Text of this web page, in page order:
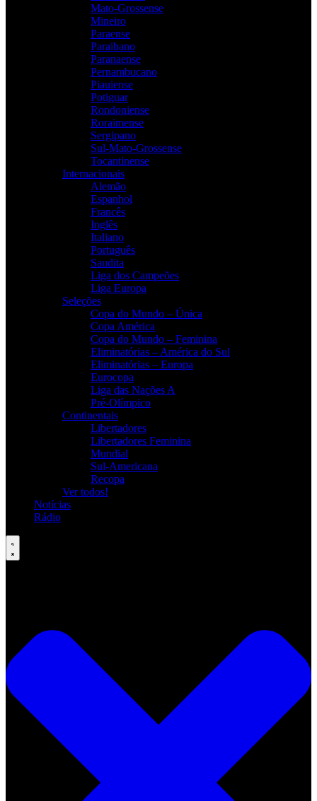
Mato-Grossense
Mineiro
Paraense
Paraibano
Paranaense
Pernambucano
Piauiense
Potiguar
Rondoniense
Roraimense
Sergipano
Sul-Mato-Grossense
Tocantinense
Internacionais
Alemão
Espanhol
Francês
Inglês
Italiano
Português
Saudita
Liga dos Campeões
Liga Europa
Seleções
Copa do Mundo – Única
Copa América
Copa do Mundo – Feminina
Eliminatórias – América do Sul
Eliminatórias – Europa
Eurocopa
Liga das Nações A
Pré-Olímpico
Continentais
Libertadores
Libertadores Feminina
Mundial
Sul-Americana
Recopa
Ver todos!
Notícias
Rádio